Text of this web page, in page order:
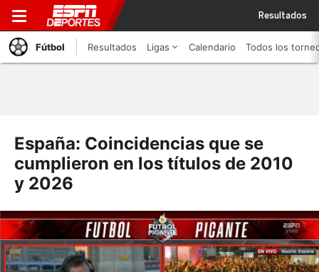
Resultados
Fútbol Resultados Ligas Calendario Todos los
España: Coincidencias que se
cumplieron en los títulos de 2010
y 2026